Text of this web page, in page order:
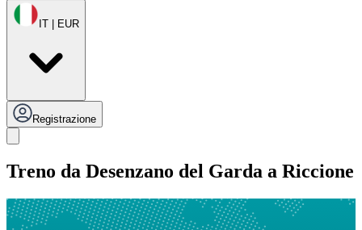
IT | EUR
Registrazione
Treno da Desenzano del Garda a Riccione